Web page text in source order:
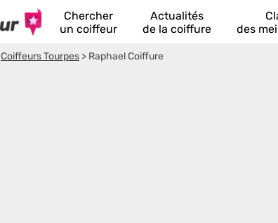
Chercher
un coiffeur
Actualités
de la coiffure
des
Coiffeurs Tourpes > Raphael Coiffure